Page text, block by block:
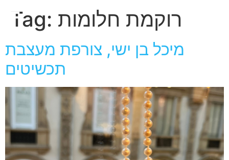
Tag: רוקמת חלומות
מיכל בן ישי, צורפת מעצבת
תכשיטים